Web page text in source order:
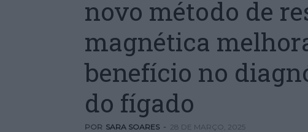
novo método de
magnética
benefício no
do fígado
POR SARA SOARES - 28 DE MARÇO, 2025